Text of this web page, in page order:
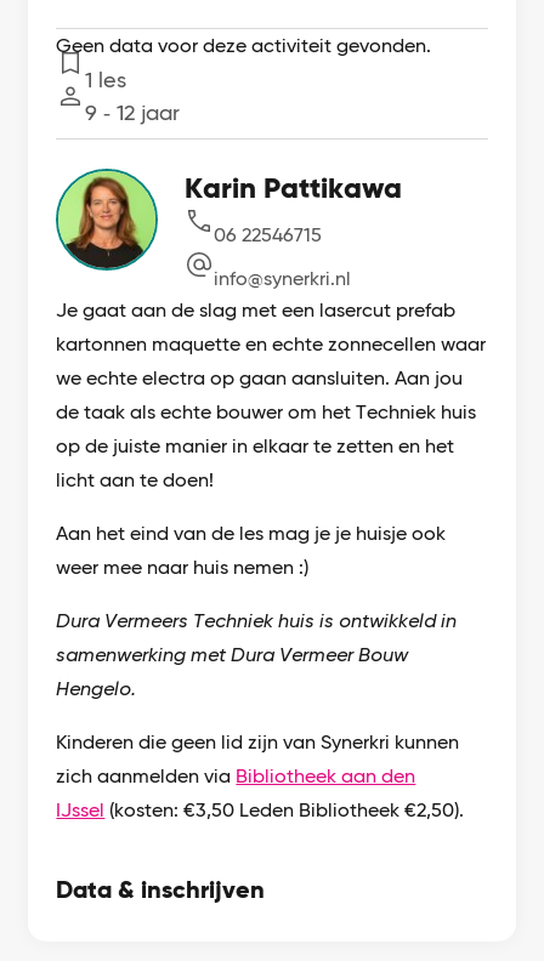
Geen data voor deze activiteit gevonden.
Lessen
1 les
Leeftijd
9 ‐ 12 jaar
Karin Pattikawa
06 22546715
info@synerkri.nl
Je gaat aan de slag met een lasercut prefab
kartonnen maquette en echte zonnecellen waar
we echte electra op gaan aansluiten. Aan jou
de taak als echte bouwer om het Techniek huis
op de juiste manier in elkaar te zetten en het
licht aan te doen!
Aan het eind van de les mag je je huisje ook
weer mee naar huis nemen :)
Dura Vermeers Techniek huis is ontwikkeld in
samenwerking met Dura Vermeer Bouw
Hengelo.
Kinderen die geen lid zijn van Synerkri kunnen
zich aanmelden via Bibliotheek aan den
IJssel (kosten: €3,50 Leden Bibliotheek €2,50).
Data & inschrijven